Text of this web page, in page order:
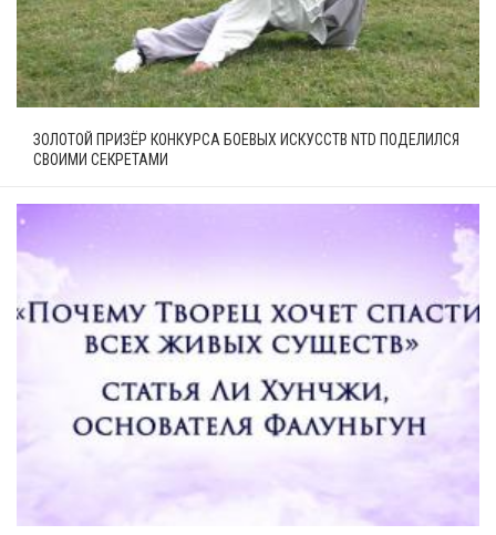
ЗОЛОТОЙ ПРИЗЁР КОНКУРСА БОЕВЫХ ИСКУССТВ NTD ПОДЕЛИЛСЯ
СВОИМИ СЕКРЕТАМИ